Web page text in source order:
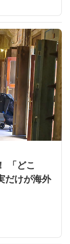
「どこ
だけが海外